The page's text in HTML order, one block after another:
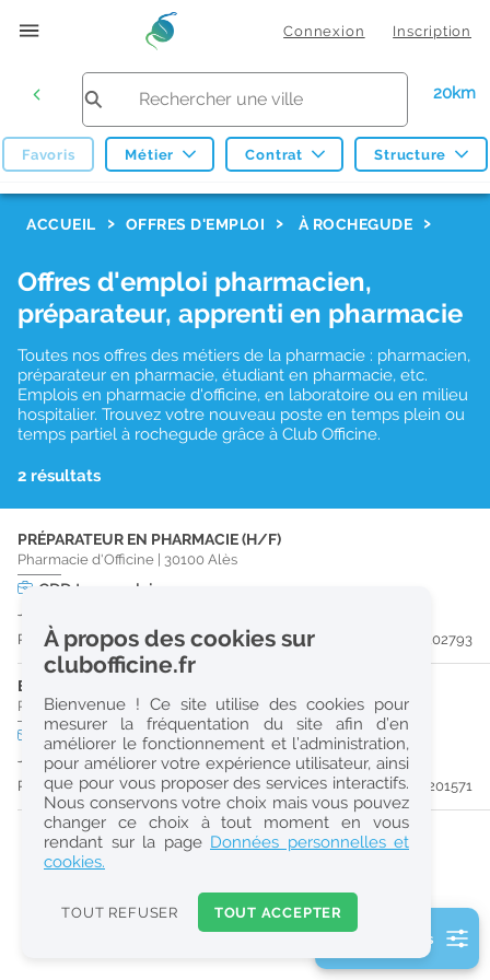
Connexion Inscription
20km
Favoris Métier Contrat Structure
Réinitialiser
Consulter les offres de la France d'outre-mer
ACCUEIL OFFRES D'EMPLOI À ROCHEGUDE
Offres d'emploi pharmacien,
préparateur, apprenti en pharmacie
Toutes nos offres des métiers de la pharmacie : pharmacien,
préparateur en pharmacie, étudiant en pharmacie, etc.
Emplois en pharmacie d'officine, en laboratoire ou en milieu
hospitalier. Trouvez votre nouveau poste en temps plein ou
temps partiel à rochegude grâce à Club Officine.
2 résultats
PRÉPARATEUR EN PHARMACIE (H/F)
Pharmacie d'Officine 30100 Alès
CDD temps plein
Jusqu'au 03/10/26
Publiée il y a 22 jour(s)
#202793
ETUDIANT EN PHARMACIE (H/F)
Pharmacie d'Officine|30100 Alès
CDD temps plein
Jusqu'au 30/08/26
Publiée il y a 39 jour(s)
#201571
2 filtre(s) actifs
À propos des cookies sur
clubofficine.fr
Bienvenue ! Ce site utilise des cookies pour
mesurer la fréquentation du site afin d’en
améliorer le fonctionnement et l’administration,
pour améliorer votre expérience utilisateur, ainsi
que pour vous proposer des services interactifs.
Nous conservons votre choix mais vous pouvez
changer ce choix à tout moment en vous
rendant sur la page Données personnelles et
cookies.
TOUT REFUSER TOUT ACCEPTER